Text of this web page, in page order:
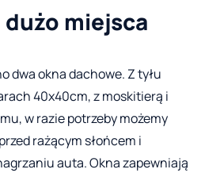
dużo miejsca
dwa okna dachowe. Z tyłu
40x40cm, z moskitierą i
w razie potrzeby możemy
rażącym słońcem i
auta. Okna zapewniają